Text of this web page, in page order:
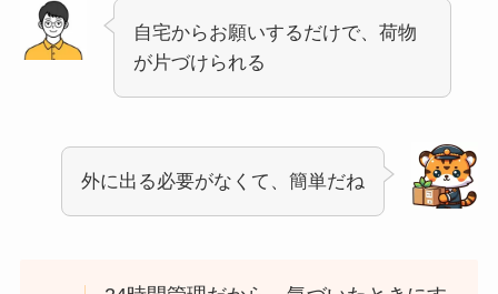
自宅からお願いするだけで、荷物
が片づけられる
外に出る必要がなくて、簡単だね